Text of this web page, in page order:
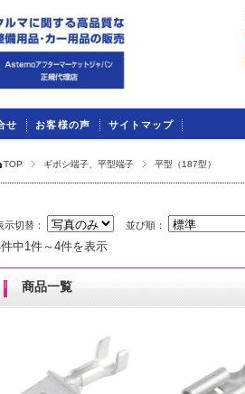
せ お客様の声 サイトマップ
TOP ギボシ端子、平型端子 平型（187型）
示切替： 並び順：
中1件～4件を表示
商品一覧